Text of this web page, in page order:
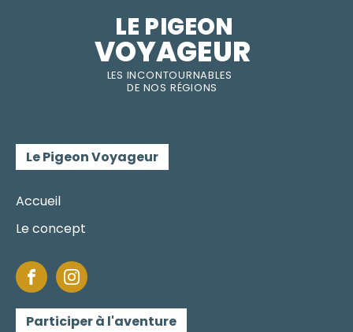
LES INCONTOURNABLES
DE NOS RÉGIONS
LE PIGEON
VOYAGEUR
Le Pigeon Voyageur
Accueil
Le concept
Participer à l'aventure